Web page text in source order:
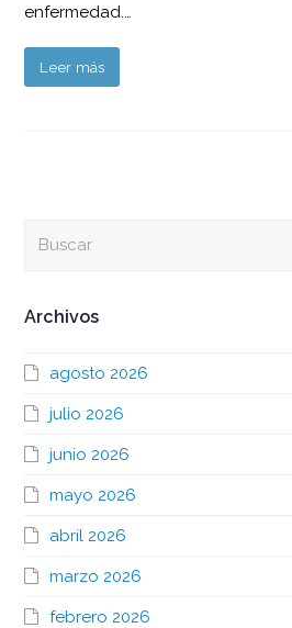
enfermedad.…
Leer más
Archivos
agosto 2026
julio 2026
junio 2026
mayo 2026
abril 2026
marzo 2026
febrero 2026